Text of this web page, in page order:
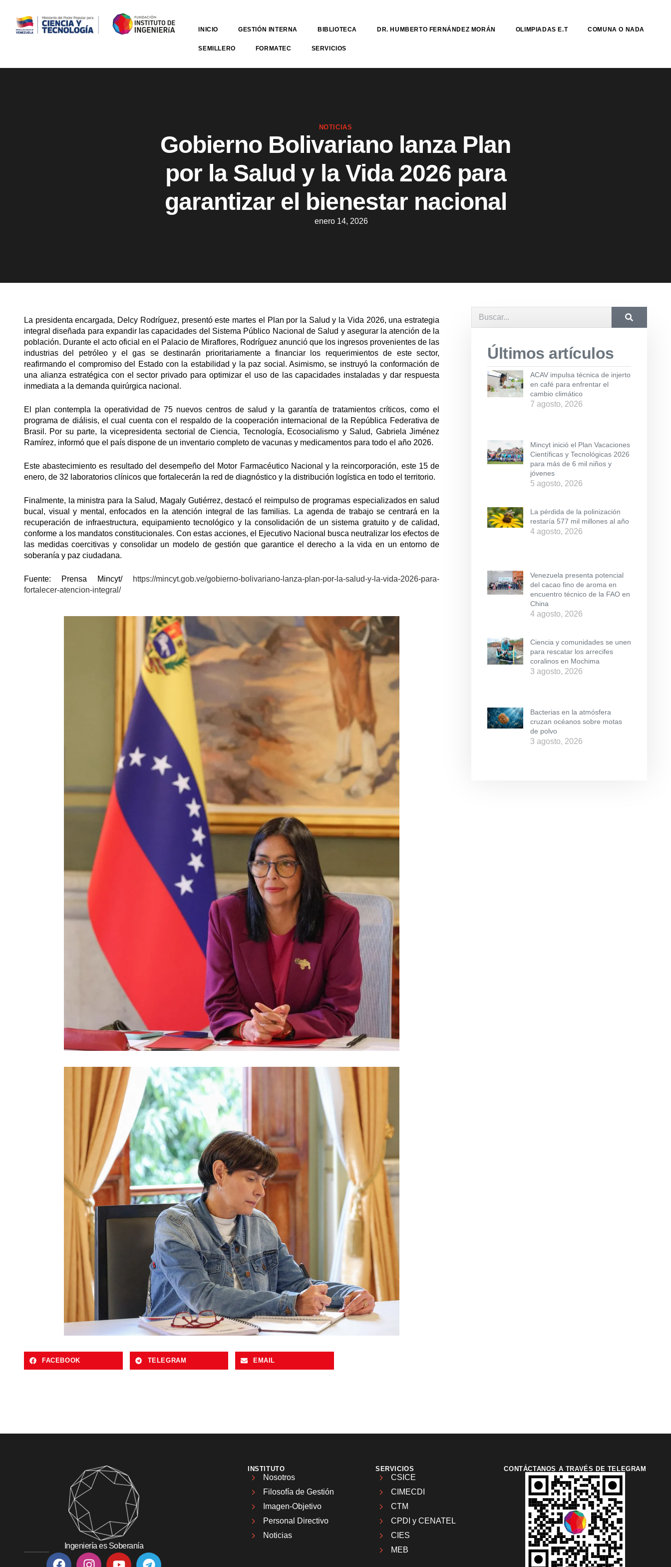
INICIO GESTIÓN INTERNA BIBLIOTECA DR. HUMBERTO FERNÁNDEZ MORÁN OLIMPIADAS E.T COMUNA O NADA
SEMILLERO FORMATEC SERVICIOS
NOTICIAS
Gobierno Bolivariano lanza Plan
por la Salud y la Vida 2026 para
garantizar el bienestar nacional
enero 14, 2026
La presidenta encargada, Delcy Rodríguez, presentó este martes el Plan por la Salud y la Vida 2026, una estrategia
integral diseñada para expandir las capacidades del Sistema Público Nacional de Salud y asegurar la atención de la
población. Durante el acto oficial en el Palacio de Miraflores, Rodríguez anunció que los ingresos provenientes de las
industrias del petróleo y el gas se destinarán prioritariamente a financiar los requerimientos de este sector,
reafirmando el compromiso del Estado con la estabilidad y la paz social. Asimismo, se instruyó la conformación de
una alianza estratégica con el sector privado para optimizar el uso de las capacidades instaladas y dar respuesta
inmediata a la demanda quirúrgica nacional.
El plan contempla la operatividad de 75 nuevos centros de salud y la garantía de tratamientos críticos, como el
programa de diálisis, el cual cuenta con el respaldo de la cooperación internacional de la República Federativa de
Brasil. Por su parte, la vicepresidenta sectorial de Ciencia, Tecnología, Ecosocialismo y Salud, Gabriela Jiménez
Ramírez, informó que el país dispone de un inventario completo de vacunas y medicamentos para todo el año 2026.
Este abastecimiento es resultado del desempeño del Motor Farmacéutico Nacional y la reincorporación, este 15 de
enero, de 32 laboratorios clínicos que fortalecerán la red de diagnóstico y la distribución logística en todo el territorio.
Finalmente, la ministra para la Salud, Magaly Gutiérrez, destacó el reimpulso de programas especializados en salud
bucal, visual y mental, enfocados en la atención integral de las familias. La agenda de trabajo se centrará en la
recuperación de infraestructura, equipamiento tecnológico y la consolidación de un sistema gratuito y de calidad,
conforme a los mandatos constitucionales. Con estas acciones, el Ejecutivo Nacional busca neutralizar los efectos de
las medidas coercitivas y consolidar un modelo de gestión que garantice el derecho a la vida en un entorno de
soberanía y paz ciudadana.
Fuente: Prensa Mincyt/
https://mincyt.gob.ve/gobierno-bolivariano-lanza-plan-por-la-salud-y-la-vida-2026-para-
fortalecer-atencion-integral/
FACEBOOK TELEGRAM EMAIL
Últimos artículos
ACAV impulsa técnica de injerto
en café para enfrentar el
cambio climático
7 agosto, 2026
Mincyt inició el Plan Vacaciones
Científicas y Tecnológicas 2026
para más de 6 mil niños y
jóvenes
5 agosto, 2026
La pérdida de la polinización
restaría 577 mil millones al año
4 agosto, 2026
Venezuela presenta potencial
del cacao fino de aroma en
encuentro técnico de la FAO en
China
4 agosto, 2026
Ciencia y comunidades se unen
para rescatar los arrecifes
coralinos en Mochima
3 agosto, 2026
Bacterias en la atmósfera
cruzan océanos sobre motas
de polvo
3 agosto, 2026
Ingeniería es Soberanía
INSTITUTO
Nosotros
Filosofía de Gestión
Imagen-Objetivo
Personal Directivo
Noticias
SERVICIOS
CSICE
CIMECDI
CTM
CPDI y CENATEL
CIES
MEB
CONTÁCTANOS A TRAVÉS DE TELEGRAM